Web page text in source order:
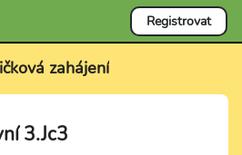
Registrovat
zahájení
3.Jc3